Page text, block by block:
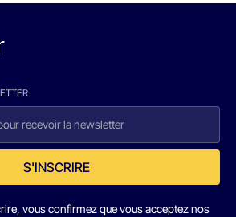
S'INSCRIRE
vous confirmez que vous acceptez nos